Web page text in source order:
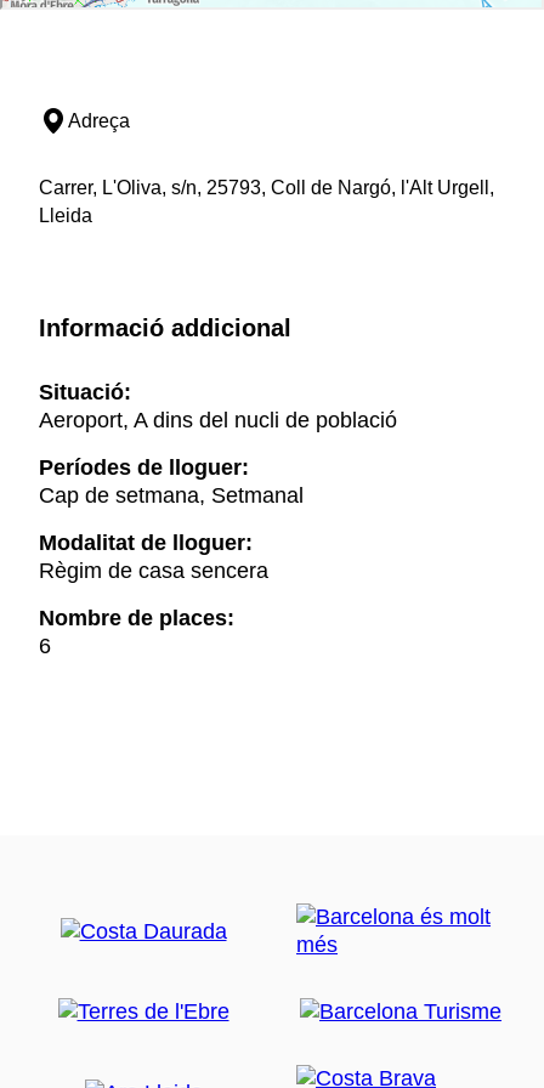
Adreça
Carrer, L'Oliva, s/n, 25793, Coll de Nargó, l'Alt Urgell,
Lleida
Informació addicional
Situació:
Aeroport, A dins del nucli de població
Períodes de lloguer:
Cap de setmana, Setmanal
Modalitat de lloguer:
Règim de casa sencera
Nombre de places:
6